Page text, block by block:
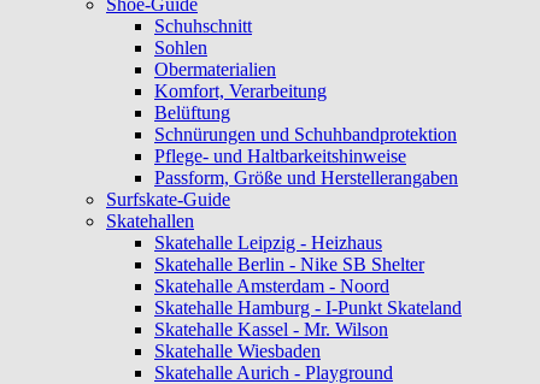
Shoe-Guide
Schuhschnitt
Sohlen
Obermaterialien
Komfort, Verarbeitung
Belüftung
Schnürungen und Schuhbandprotektion
Pflege- und Haltbarkeitshinweise
Passform, Größe und Herstellerangaben
Surfskate-Guide
Skatehallen
Skatehalle Leipzig - Heizhaus
Skatehalle Berlin - Nike SB Shelter
Skatehalle Amsterdam - Noord
Skatehalle Hamburg - I-Punkt Skateland
Skatehalle Kassel - Mr. Wilson
Skatehalle Wiesbaden
Skatehalle Aurich - Playground